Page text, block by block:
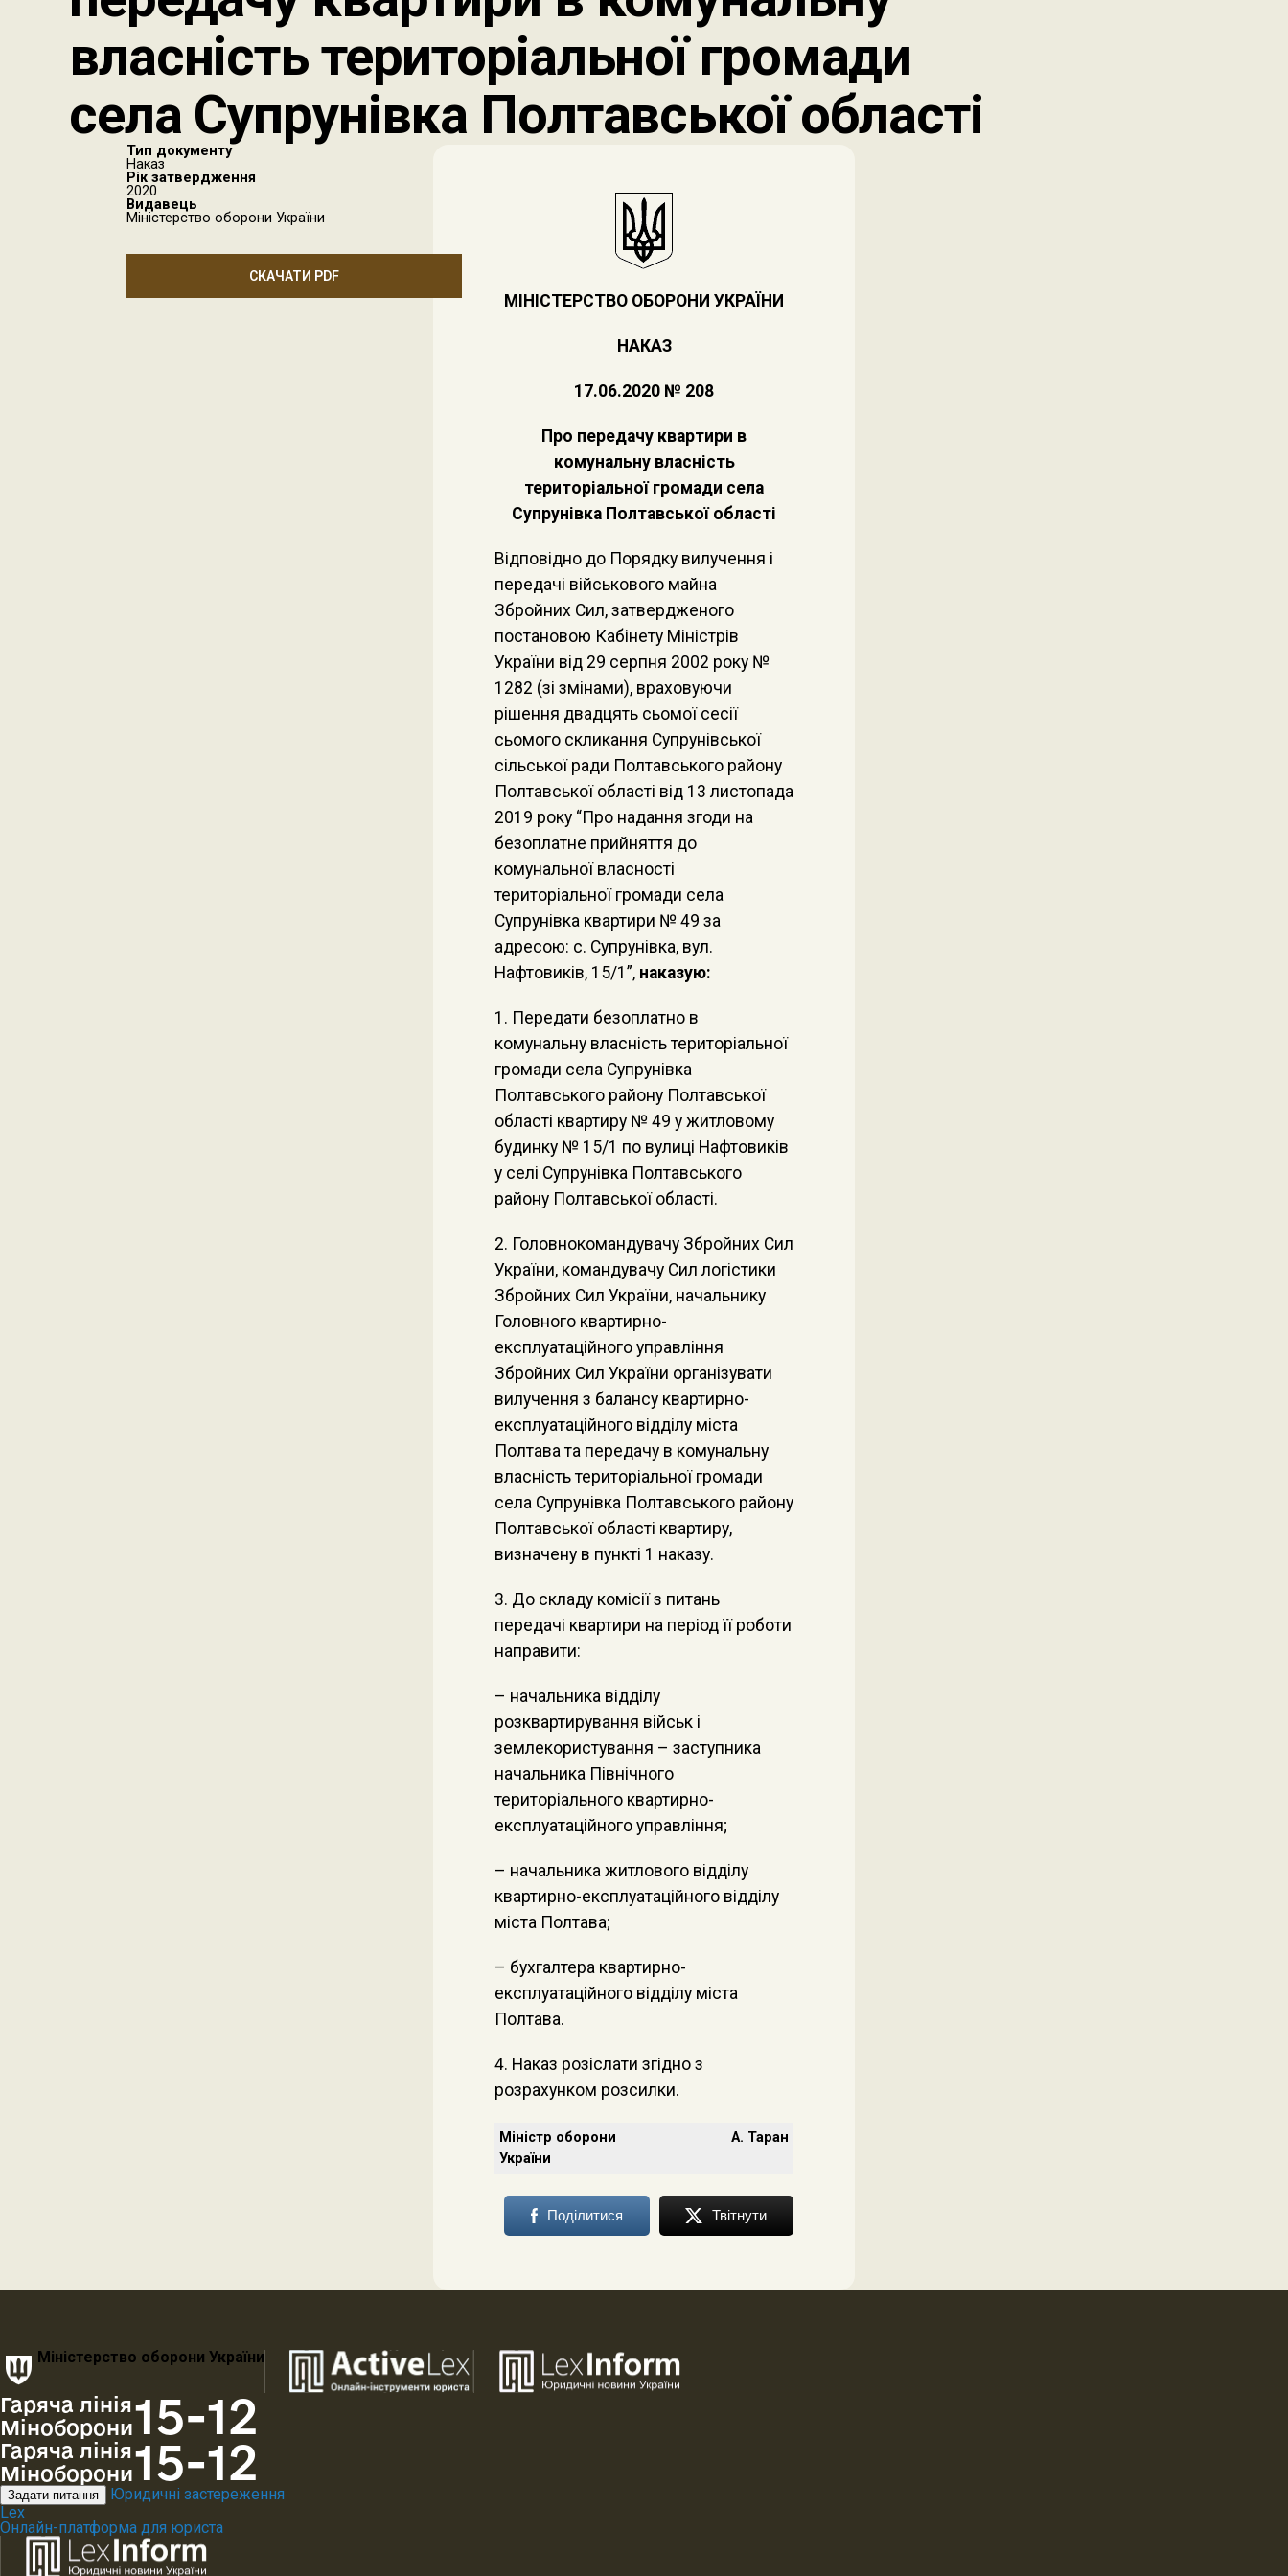
власність територіальної громади
села Супрунівка Полтавської області
Тип документу
Наказ
Рік затвердження
2020
Видавець
Міністерство оборони України
СКАЧАТИ PDF
МІНІСТЕРСТВО ОБОРОНИ УКРАЇНИ
НАКАЗ
17.06.2020 № 208
Про передачу квартири в
комунальну власність
територіальної громади села
Супрунівка Полтавської області
Відповідно до Порядку вилучення і
передачі військового майна
Збройних Сил, затвердженого
постановою Кабінету Міністрів
України від 29 серпня 2002 року №
1282 (зі змінами), враховуючи
рішення двадцять сьомої сесії
сьомого скликання Супрунівської
сільської ради Полтавського району
Полтавської області від 13 листопада
2019 року “Про надання згоди на
безоплатне прийняття до
комунальної власності
територіальної громади села
Супрунівка квартири № 49 за
адресою: с. Супрунівка, вул.
Нафтовиків, 15/1”, наказую:
1. Передати безоплатно в
комунальну власність територіальної
громади села Супрунівка
Полтавського району Полтавської
області квартиру № 49 у житловому
будинку № 15/1 по вулиці Нафтовиків
у селі Супрунівка Полтавського
району Полтавської області.
2. Головнокомандувачу Збройних Сил
України, командувачу Сил логістики
Збройних Сил України, начальнику
Головного квартирно-
експлуатаційного управління
Збройних Сил України організувати
вилучення з балансу квартирно-
експлуатаційного відділу міста
Полтава та передачу в комунальну
власність територіальної громади
села Супрунівка Полтавського району
Полтавської області квартиру,
визначену в пункті 1 наказу.
3. До складу комісії з питань
передачі квартири на період її роботи
направити:
– начальника відділу
розквартирування військ і
землекористування – заступника
начальника Північного
територіального квартирно-
експлуатаційного управління;
– начальника житлового відділу
квартирно-експлуатаційного відділу
міста Полтава;
– бухгалтера квартирно-
експлуатаційного відділу міста
Полтава.
4. Наказ розіслати згідно з
розрахунком розсилки.
Міністр оборони
України
А. Таран
Поділитися Твітнути
Міністерство оборони України
Гаряча лінія
Міноборони15-12
Гаряча лінія
Міноборони15-12
Задати питання
Юридичні застереження
Lex
Онлайн-платформа для юриста